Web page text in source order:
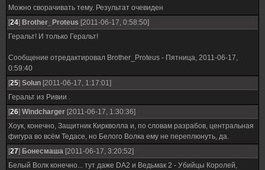
Можно сворачивать тему. Результат очевиден
[24] Brother_Proteus [2011-06-17, 0:58:50]
Геральт! И только Геральт!
Сообщение отредактировал Brother_Proteus - Пятница, 2011-06-17,
0:59:40
[25] Solun [2011-06-17, 1:17:01]
Геральт из Ривии .
[26] Windcharger [2011-06-17, 1:30:36]
Хоук, конечно, Защитник Киркволла и, по словам разрабов, центральная
фигура во всём Тедасе, но Белого Волка ему не переплюнуть, да.
[27] Бонесмаша [2011-06-17, 3:20:52]
Белый Волк конечно... тут даже DA2 и Ведьмак 2 - Убийцы Королей,